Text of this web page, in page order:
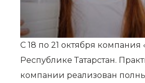
С 18 по 21 октября
Республике Татарстан.
компании реализован